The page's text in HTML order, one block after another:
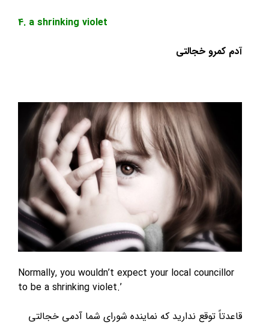
4. a shrinking violet
خجالتی
Normally, you wouldn’t expect your local
to be a shrinking violet.’
توقع ندارید که نماینده شورای شما آدمی خجالتی